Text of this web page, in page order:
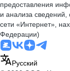
предоставления
и анализа сведений,
сети «Интернет»,
Федерации)
Русский